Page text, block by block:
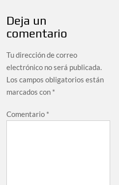
Deja un
comentario
Tu dirección de correo
electrónico no será publicada.
Los campos obligatorios están
marcados con *
Comentario *